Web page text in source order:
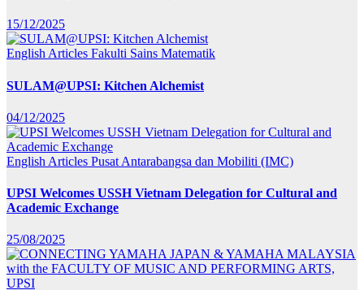
15/12/2025
English Articles Fakulti Sains Matematik
SULAM@UPSI: Kitchen Alchemist
04/12/2025
English Articles Pusat Antarabangsa dan Mobiliti (IMC)
UPSI Welcomes USSH Vietnam Delegation for Cultural and
Academic Exchange
25/08/2025